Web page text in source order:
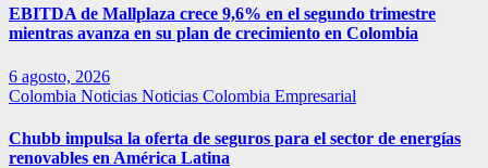
EBITDA de Mallplaza crece 9,6% en el segundo trimestre
mientras avanza en su plan de crecimiento en Colombia
6 agosto, 2026
Colombia Noticias Noticias Colombia Empresarial
Chubb impulsa la oferta de seguros para el sector de energías
renovables en América Latina